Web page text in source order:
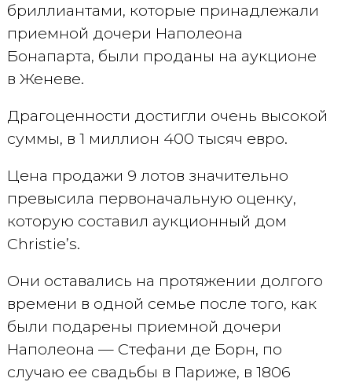
бриллиантами, которые принадлежали
приемной дочери Наполеона
Бонапарта, были проданы на аукционе
в Женеве.
Драгоценности достигли очень высокой
суммы, в 1 миллион 400 тысяч евро.
Цена продажи 9 лотов значительно
превысила первоначальную оценку,
которую составил аукционный дом
Christie’s.
Они оставались на протяжении долгого
времени в одной семье после того, как
были подарены приемной дочери
Наполеона — Стефани де Борн, по
случаю ее свадьбы в Париже, в 1806